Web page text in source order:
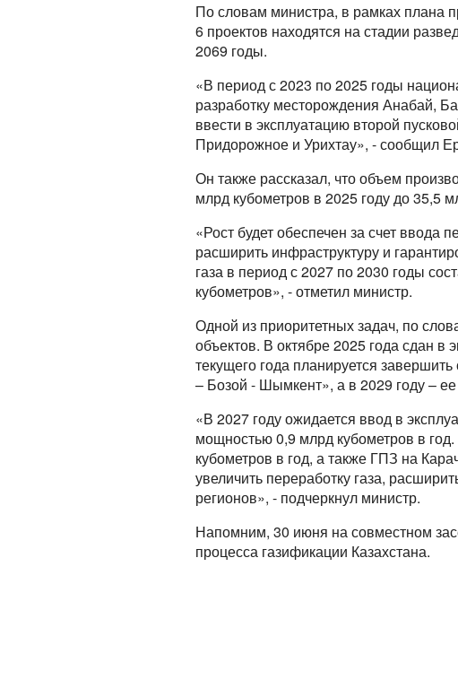
По словам министра, в рамках плана
6 проектов находятся на стадии
2069 годы.
«В период с 2023 по 2025 годы
разработку месторождения Анабай,
ввести в эксплуатацию второй
Придорожное и Урихтау», - сообщил
Он также рассказал, что объем
млрд кубометров в 2025 году до 35,5
«Рост будет обеспечен за счет
расширить инфраструктуру и
газа в период с 2027 по 2030 годы
кубометров», - отметил министр.
Одной из приоритетных задач, по
объектов. В октябре 2025 года сдан
текущего года планируется
– Бозой - Шымкент», а в 2029 году – ее
«В 2027 году ожидается ввод в
мощностью 0,9 млрд кубометров в
кубометров в год, а также ГПЗ на
увеличить переработку газа,
регионов», - подчеркнул министр.
Напомним, 30 июня на совместном
процесса газификации Казахстана.